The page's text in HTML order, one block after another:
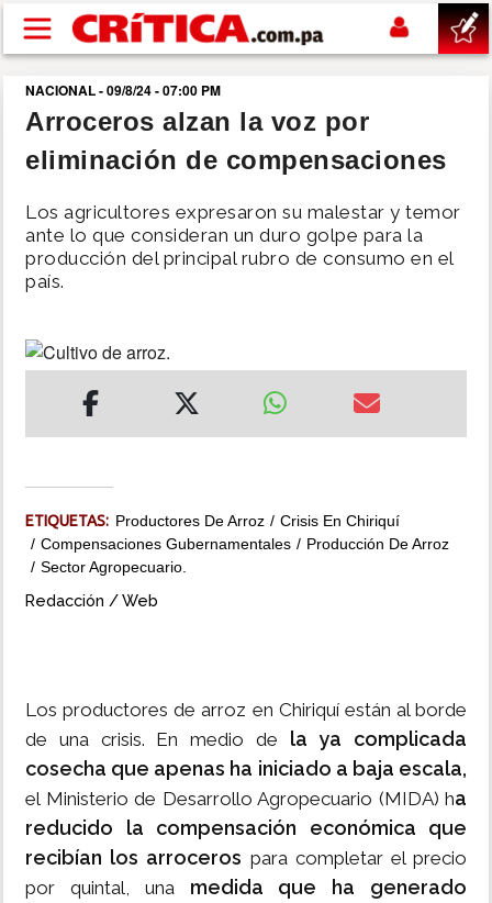
Pasar al contenido principal
buscar
SUCESOS
NACIONAL
POLÍTICA
SHOW
DEPORTES
INSÓLITAS
MULTIMEDIA
NACIONAL - 09/8/24 - 07:00 PM
Arroceros alzan la voz por
eliminación de compensaciones
Los agricultores expresaron su malestar y temor
ante lo que consideran un duro golpe para la
producción del principal rubro de consumo en el
país.
ETIQUETAS: Productores De Arroz
Crisis En Chiriquí
Compensaciones Gubernamentales
Producción De Arroz
Sector Agropecuario.
Redacción / Web
Los productores de arroz en Chiriquí están al borde
de una crisis. En medio de la ya complicada
cosecha que apenas ha iniciado a baja escala,
el Ministerio de Desarrollo Agropecuario (MIDA) ha
reducido la compensación económica que
recibían los arroceros para completar el precio
por quintal, una medida que ha generado